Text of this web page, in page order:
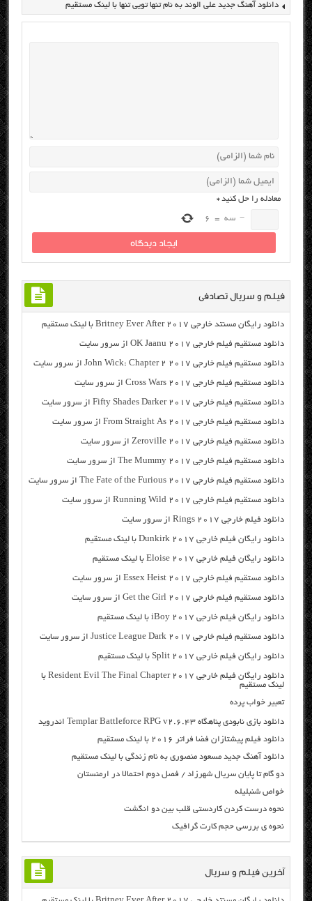
دانلود آهنگ جدید علی الوند به نام تنها تویی تنها با لینک مستقیم
معادله را حل کنید*
− سه =
6
فیلم و سریال تصادفی
دانلود رایگان مسنتد خارجی Britney Ever After 2017 با لینک مستقیم
دانلود مستقیم فیلم خارجی OK Jaanu 2017 از سرور سایت
دانلود مستقیم فیلم خارجی John Wick: Chapter 2 2017 از سرور سایت
دانلود مستقیم فیلم خارجی Cross Wars 2017 از سرور سایت
دانلود مستقیم فیلم خارجی Fifty Shades Darker 2017 از سرور سایت
دانلود مستقیم فیلم خارجی From Straight As 2017 از سرور سایت
دانلود مستقیم فیلم خارجی Zeroville 2017 از سرور سایت
دانلود مستقیم فیلم خارجی The Mummy 2017 از سرور سایت
دانلود مستقیم فیلم خارجی The Fate of the Furious 2017 از سرور سایت
دانلود مستقیم فیلم خارجی Running Wild 2017 از سرور سایت
دانلود فیلم خارجی Rings 2017 از سرور سایت
دانلود رایگان فیلم خارجی Dunkirk 2017 با لینک مستقیم
دانلود رایگان فیلم خارجی Eloise 2017 با لینک مستقیم
دانلود مستقیم فیلم خارجی Essex Heist 2017 از سرور سایت
دانلود مستقیم فیلم خارجی Get the Girl 2017 از سرور سایت
دانلود رایگان فیلم خارجی iBoy 2017 با لینک مستقیم
دانلود مستقیم فیلم خارجی Justice League Dark 2017 از سرور سایت
دانلود رایگان فیلم خارجی Split 2017 با لینک مستقیم
دانلود رایگان فیلم خارجی Resident Evil The Final Chapter 2017 با
لینک مستقیم
تعبیر خواب پرده
دانلود بازی نابودی پناهگاه Templar Battleforce RPG v2.6.43 اندروید
دانلود فیلم پیشتازان فضا فراتر ۲۰۱۶ با لینک مستقیم
دانلود آهنگ جدید مسعود منصوری به نام زندگی با لینک مستقیم
دو گام تا پایان سریال شهرزاد / فصل دوم احتمالا در ارمنستان
خواص شنبلیله
نحوه درست کردن کاردستی قلب بین دو انگشت
نحوه ی بررسی حجم کارت گرافیک
آخرین فیلم و سریال